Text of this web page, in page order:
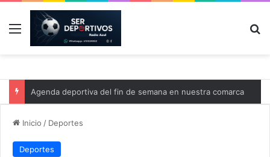
Menú
Agenda deportiva del fin de semana en nuestra comarca
Inicio / Deportes
Deportes